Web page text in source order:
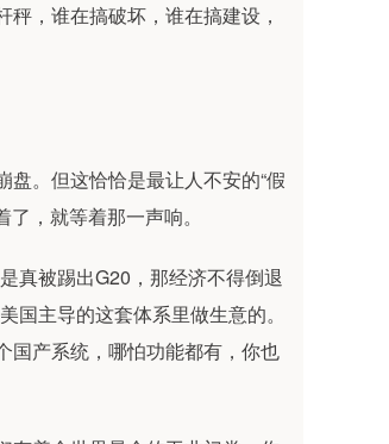
，谁在搞破坏，谁在搞建设，
。但这恰恰是最让人不安的“假
，就等着那一声响。
真被踢出G20，那经济不得倒退
国主导的这套体系里做生意的。
国产系统，哪怕功能都有，你也